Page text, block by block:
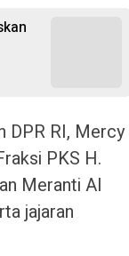
DPR RI, Mercy
PKS H.
Meranti Al
jajaran